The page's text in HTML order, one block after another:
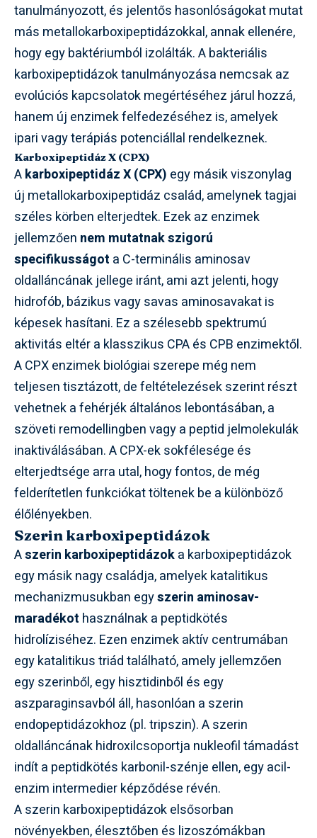
tanulmányozott, és jelentős hasonlóságokat mutat
más metallokarboxipeptidázokkal, annak ellenére,
hogy egy baktériumból izolálták. A bakteriális
karboxipeptidázok tanulmányozása nemcsak az
evolúciós kapcsolatok megértéséhez járul hozzá,
hanem új enzimek felfedezéséhez is, amelyek
ipari vagy terápiás potenciállal rendelkeznek.
Karboxipeptidáz X (CPX)
Akarboxipeptidáz X (CPX) egy másik viszonylag
új metallokarboxipeptidáz család, amelynek tagjai
széles körben elterjedtek. Ezek az enzimek
jellemzően nem mutatnak szigorú
specifikusságot a C-terminális aminosav
oldalláncának jellege iránt, ami azt jelenti, hogy
hidrofób, bázikus vagy savas aminosavakat is
képesek hasítani. Ez a szélesebb spektrumú
aktivitás eltér a klasszikus CPA és CPB enzimektől.
A CPX enzimek biológiai szerepe még nem
teljesen tisztázott, de feltételezések szerint részt
vehetnek a fehérjék általános lebontásában, a
szöveti remodellingben vagy a peptid jelmolekulák
inaktiválásában. A CPX-ek sokfélesége és
elterjedtsége arra utal, hogy fontos, de még
felderítetlen funkciókat töltenek be a különböző
élőlényekben.
Szerin karboxipeptidázok
Aszerin karboxipeptidázoka karboxipeptidázok
egy másik nagy családja, amelyek katalitikus
mechanizmusukban egyszerin aminosav-
maradékot használnak a peptidkötés
hidrolíziséhez. Ezen enzimek aktív centrumában
egy katalitikus triád található, amely jellemzően
egy szerinből, egy hisztidinből és egy
aszparaginsavból áll, hasonlóan a szerin
endopeptidázokhoz (pl. tripszin). A szerin
oldalláncának hidroxilcsoportja nukleofil támadást
indít a peptidkötés karbonil-szénje ellen, egy acil-
enzim intermedier képződése révén.
A szerin karboxipeptidázok elsősorban
növényekben, élesztőben és lizoszómákban